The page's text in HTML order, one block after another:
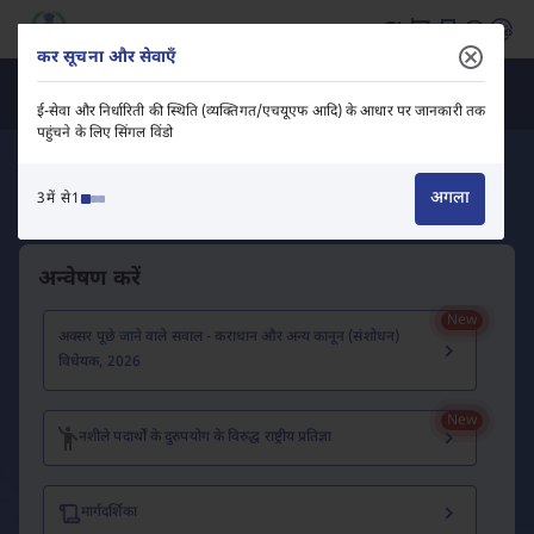
भारत सरकार आयकर विभाग – ई-फाइलिंग, टैक्स सेवाएँ और रिटर्न पृष्ठ लोड
विभागीय अधिकारी
अन्वेषण करें
अक्सर पूछे जाने वाले सवाल - कराधान और अन्य कानून (संशोधन)
विधेयक, 2026
नशीले पदार्थों के दुरुपयोग के विरुद्ध राष्ट्रीय प्रतिज्ञा
मार्गदर्शिका
कर सूचना और सेवाएँ
ई-सेवा और निर्धारिती की स्थिति (व्यक्तिगत/एचयूएफ आदि) के आधार पर जानकारी तक
पहुंचने के लिए सिंगल विंडो
3में से1 अगला